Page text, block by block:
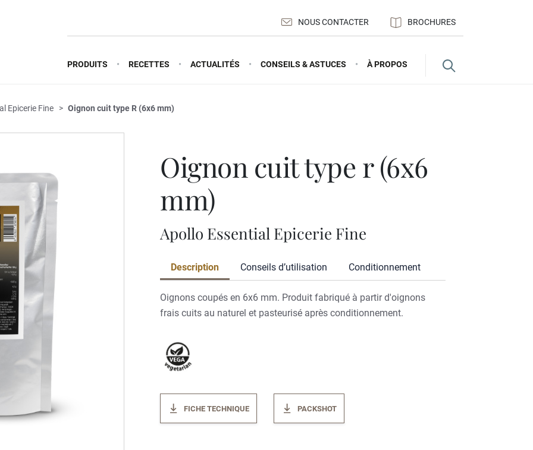
NOUS CONTACTER BROCHURES
PRODUITS RECETTES ACTUALITÉS CONSEILS & ASTUCES À PROPOS
Epicerie Fine Oignon cuit type R (6x6 mm)
oignon cuit type r (6x6
mm)
Apollo Essential Epicerie Fine
Description Conseils d’utilisation Conditionnement
Oignons coupés en 6x6 mm. Produit fabriqué à partir d'oignons
frais cuits au naturel et pasteurisé après conditionnement.
FICHE TECHNIQUE PACKSHOT